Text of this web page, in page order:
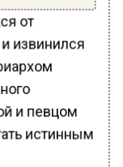
от
извинился
и певцом
истинным